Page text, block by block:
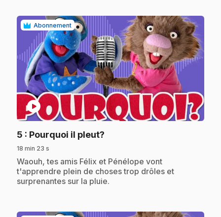
Abonnement
play_circle
5 : Pourquoi il pleut?
18 min 23 s
.Waouh, tes amis Félix et Pénélope vont
t'apprendre plein de choses trop drôles et
surprenantes sur la pluie.